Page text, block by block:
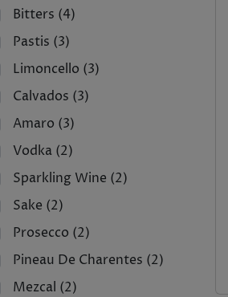
Bitters (4)
Pastis (3)
Limoncello (3)
Calvados (3)
Amaro (3)
Vodka (2)
Sparkling Wine (2)
Sake (2)
Prosecco (2)
Pineau De Charentes (2)
Mezcal (2)